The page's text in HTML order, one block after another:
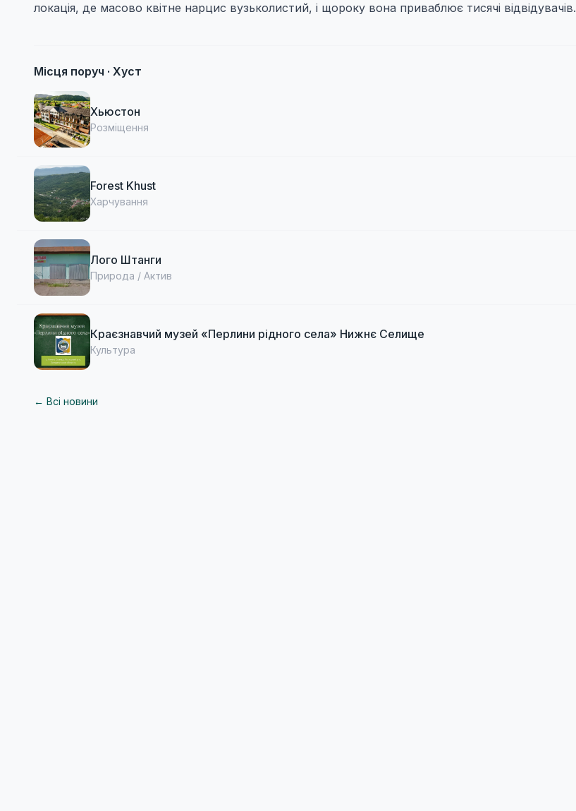
локація, де масово квітне нарцис вузьколистий, і щороку вона приваблює тисячі відвідувачів.
Місця поруч · Хуст
Хьюстон
Розміщення
Forest Khust
Харчування
Лого Штанги
Природа / Актив
Краєзнавчий музей «Перлини рідного села» Нижнє Селище
Культура
← Всі новини